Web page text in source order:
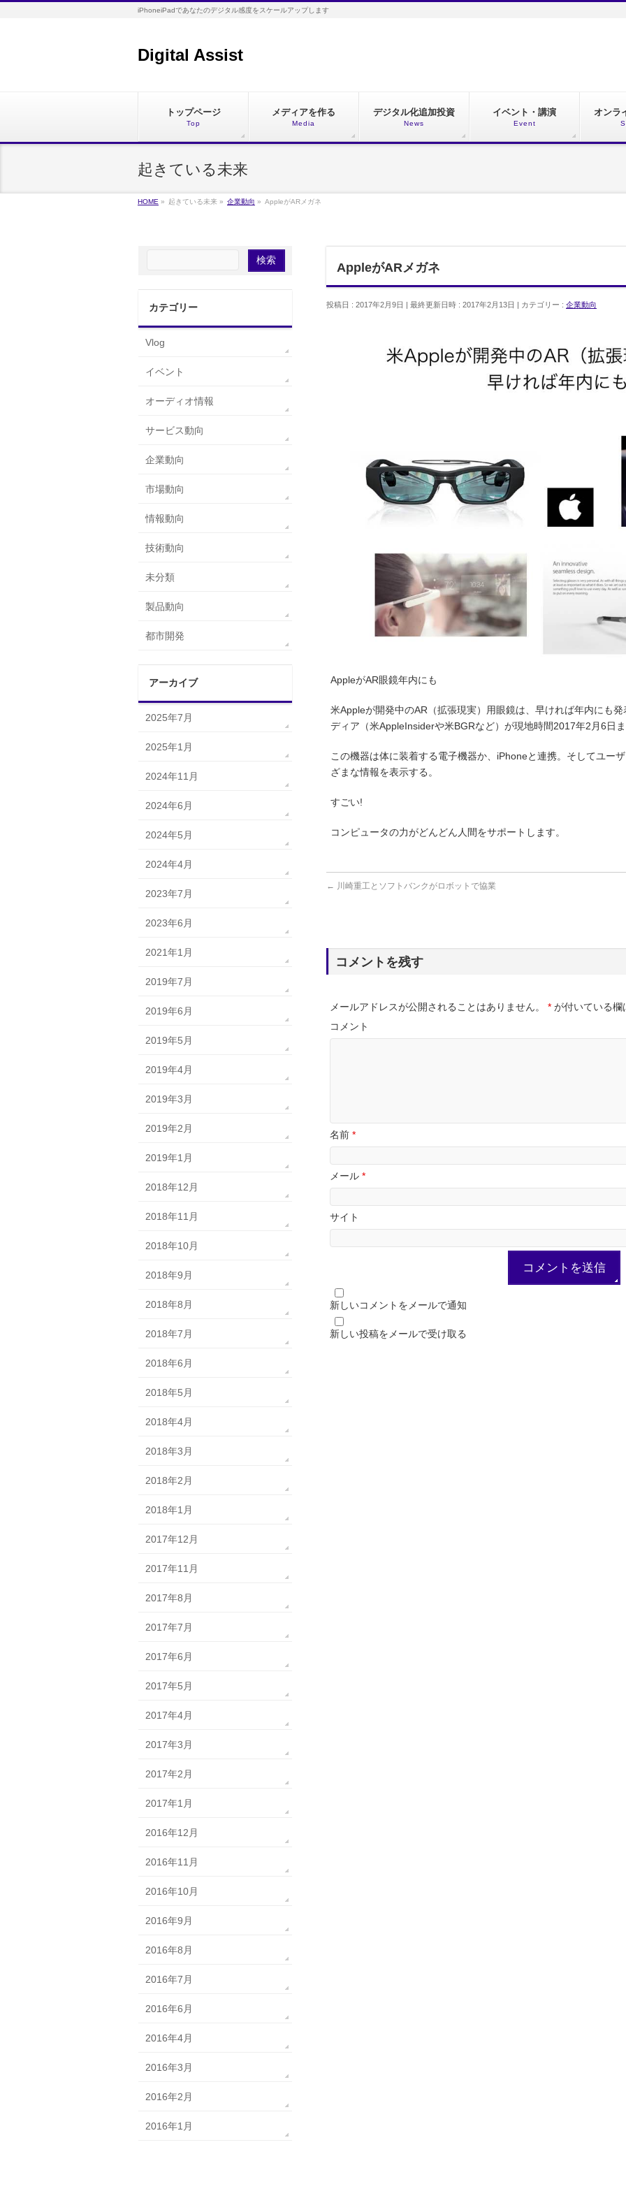
iPhoneiPadであなたのデジタル感度をスケールアップします
Digital Assist
トップページ
Top
メディアを作る
Media
デジタル化追加投資
News
イベント・講演
Event
オンラ
起きている未来
HOME » 起きている未来 » 企業動向 » AppleがARメガネ
AppleがARメガネ
投稿日 : 2017年2月9日 最終更新日時 : 2017年2月13日 カテゴリー : 企業動向
AppleがAR眼鏡年内にも
米Appleが開発中のAR（拡張現実）用眼鏡は、早ければ年内にも
ディ ア（米AppleInsiderや米BGRなど）が現地時間2017年2月6日
この機器は体に装着する電子機器か、iPhoneと連携。そしてユー
ざま な情報を表示する。
すごい!
コンピュータの力がどんどん人間をサポートします。
← 川崎重工とソフトバンクがロボットで協業
コメントを残す
メールアドレスが公開されることはありません。 * が付いている欄
コメント
名前 *
メール *
サイト
新しいコメントをメールで通知
新しい投稿をメールで受け取る
カテゴリー
Vlog
イベント
オーディオ情報
サービス動向
企業動向
市場動向
情報動向
技術動向
未分類
製品動向
都市開発
アーカイブ
2025年7月
2025年1月
2024年11月
2024年6月
2024年5月
2024年4月
2023年7月
2023年6月
2021年1月
2019年7月
2019年6月
2019年5月
2019年4月
2019年3月
2019年2月
2019年1月
2018年12月
2018年11月
2018年10月
2018年9月
2018年8月
2018年7月
2018年6月
2018年5月
2018年4月
2018年3月
2018年2月
2018年1月
2017年12月
2017年11月
2017年8月
2017年7月
2017年6月
2017年5月
2017年4月
2017年3月
2017年2月
2017年1月
2016年12月
2016年11月
2016年10月
2016年9月
2016年8月
2016年7月
2016年6月
2016年4月
2016年3月
2016年2月
2016年1月